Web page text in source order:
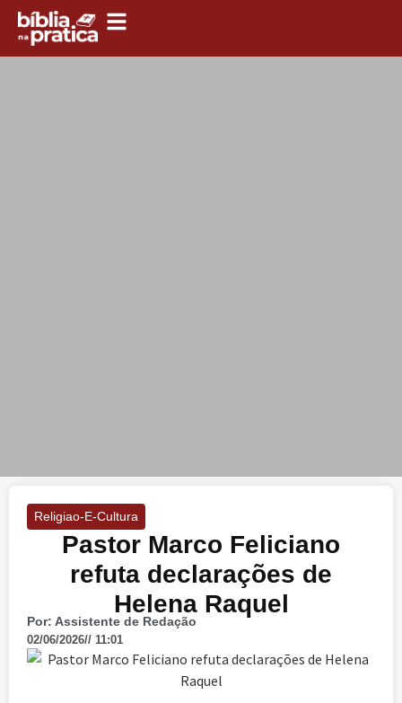
Religiao-E-Cultura
Pastor Marco Feliciano
refuta declarações de
Helena Raquel
Por: Assistente de Redação
02/06/2026// 11:01